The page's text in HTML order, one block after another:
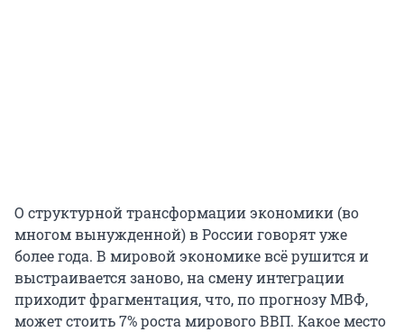
О структурной трансформации экономики (во
многом вынужденной) в России говорят уже
более года. В мировой экономике всё рушится и
выстраивается заново, на смену интеграции
приходит фрагментация, что, по прогнозу МВФ,
может стоить 7% роста мирового ВВП. Какое место